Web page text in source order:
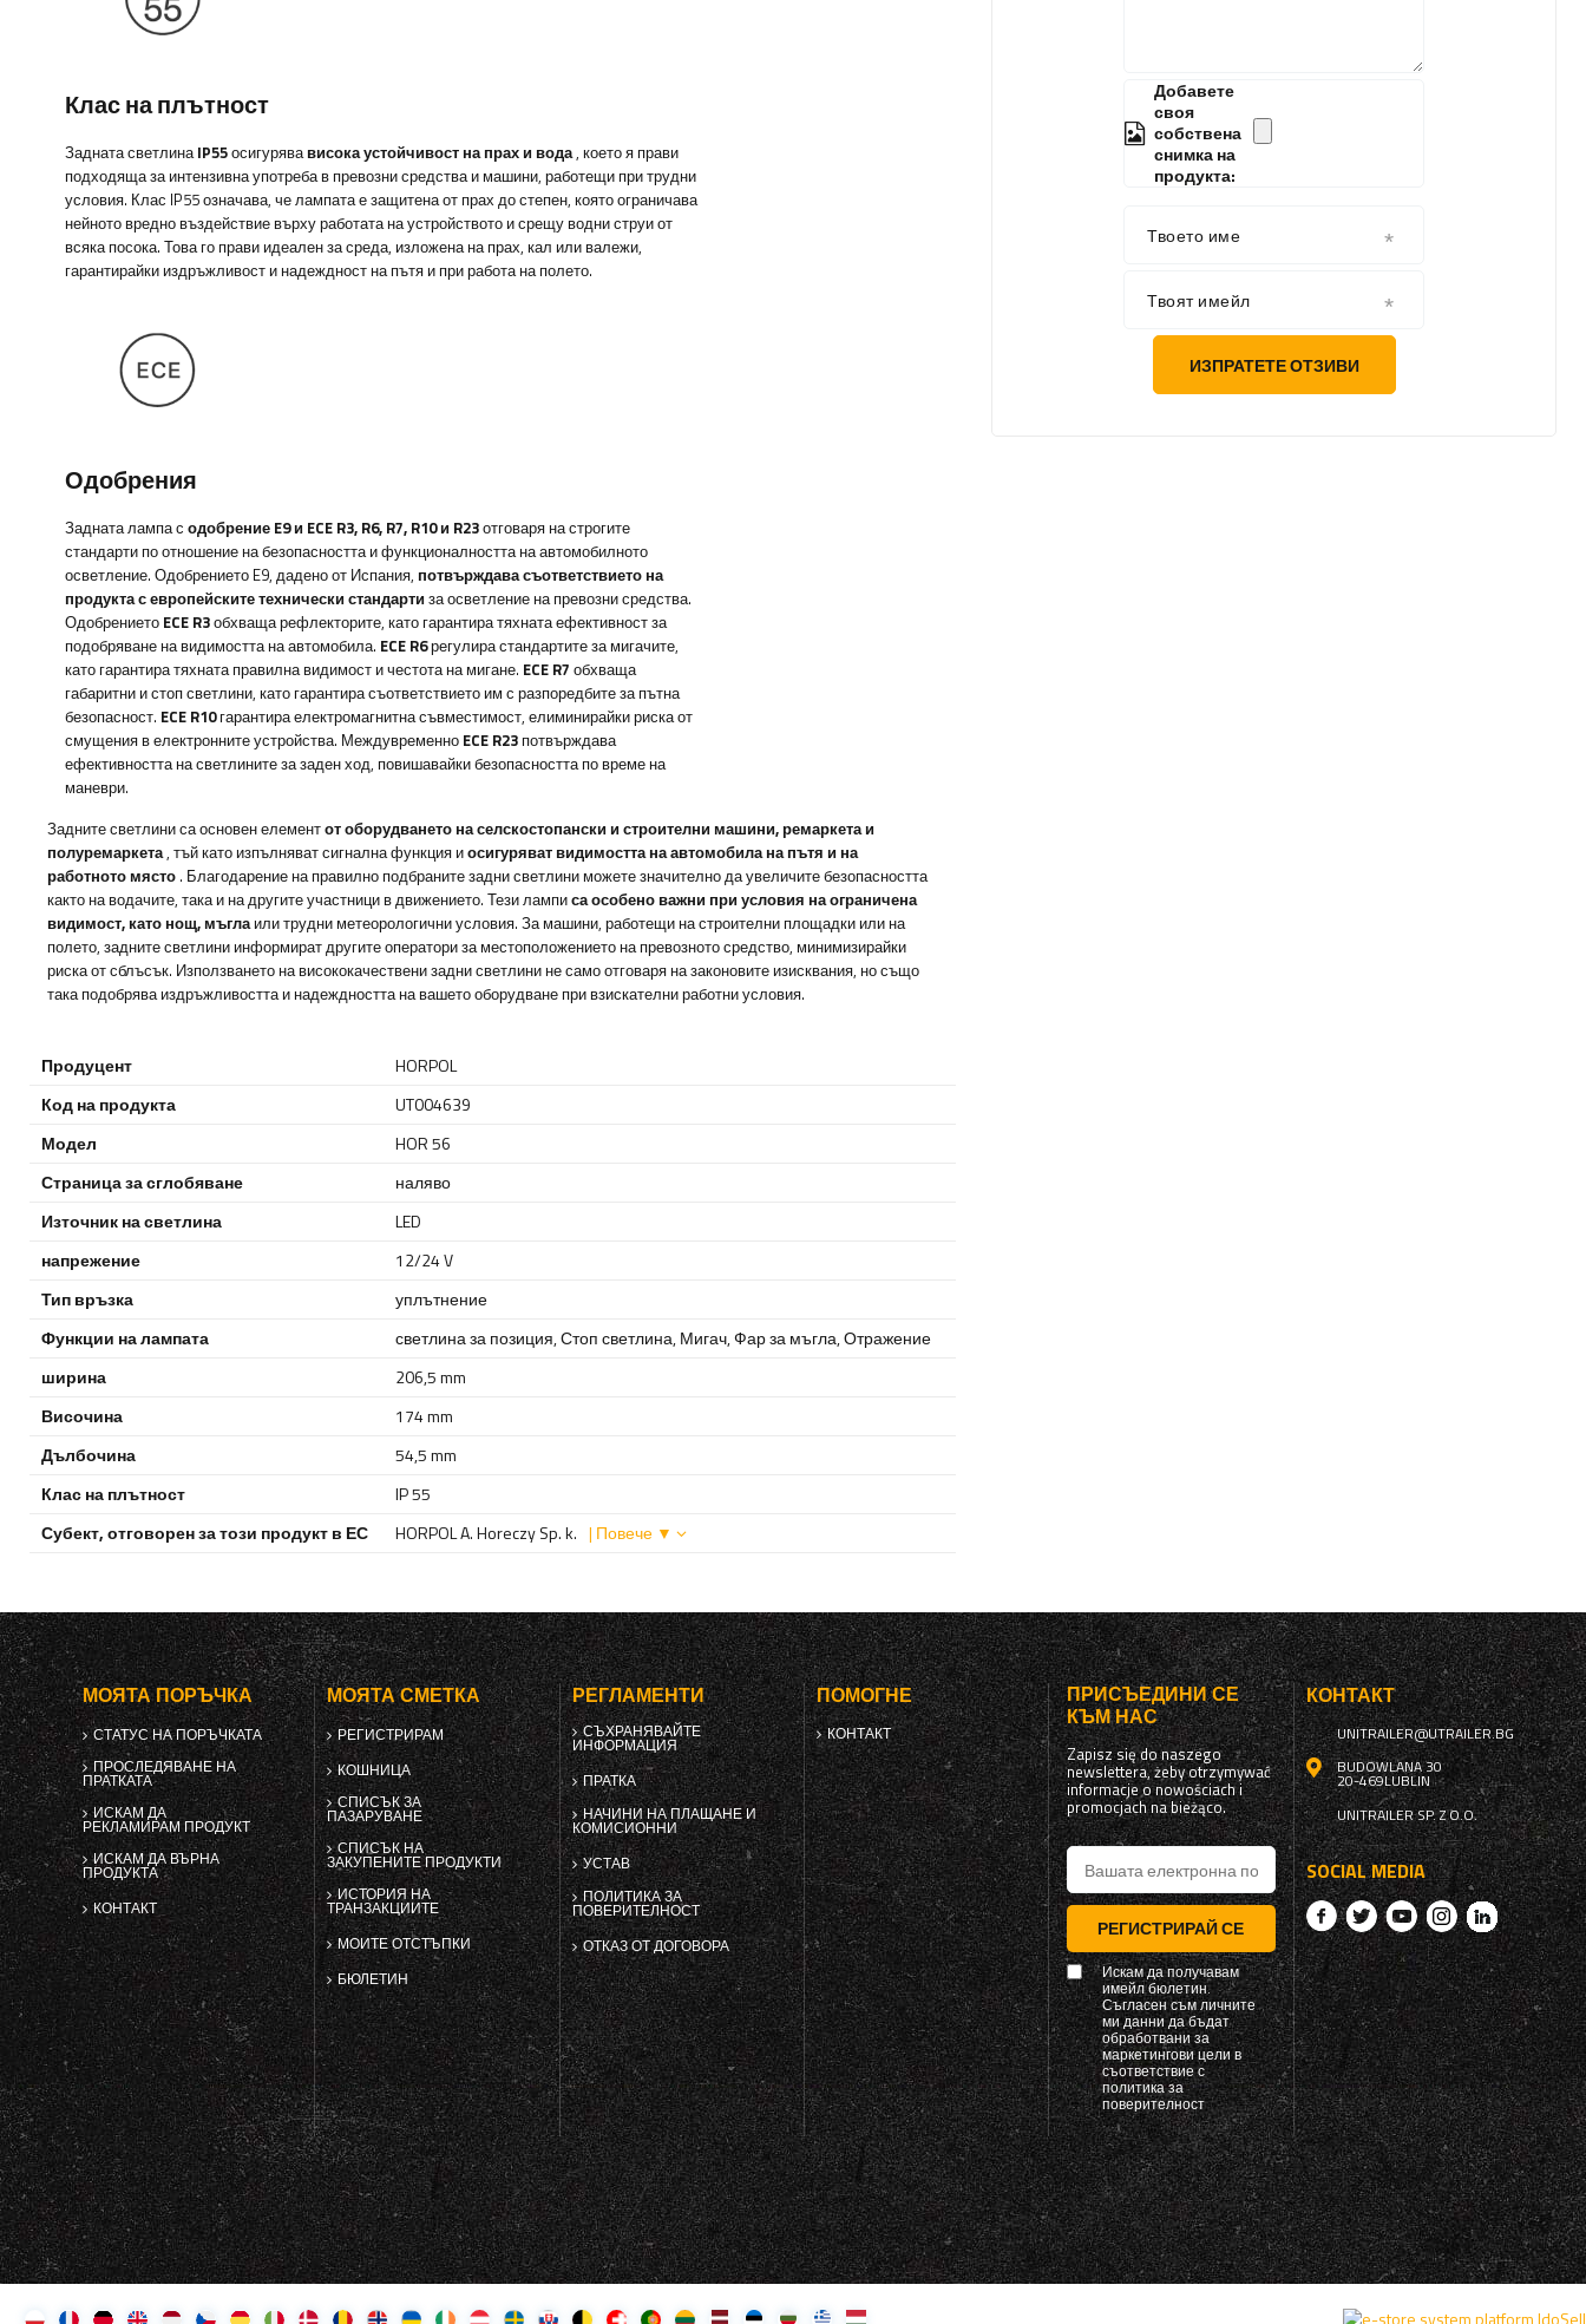
Добавете
своя
собствена
снимка на
продукта:
Твоето име
Твоят имейл
ИЗПРАТЕТЕ ОТЗИВИ
Клас на плътност
Задната светлинаIP55осигурявависока устойчивост на прах и вода, което я прави
подходяща за интензивна употреба в превозни средства и машини, работещи при трудни
условия. Клас IP55 означава, че лампата е защитена от прах до степен, която ограничава
нейното вредно въздействие върху работата на устройството и срещу водни струи от
всяка посока. Това го прави идеален за среда, изложена на прах, кал или валежи,
гарантирайки издръжливост и надеждност на пътя и при работа на полето.
Одобрения
Задната лампа с одобрение E9 и ECE R3, R6, R7, R10 и R23отговаря на строгите
стандарти по отношение на безопасността и функционалността на автомобилното
осветление. Одобрението E9, дадено от Испания, потвърждава съответствието на
продукта с европейските технически стандарти за осветление на превозни средства.
Одобрението ECE R3обхваща рефлекторите, като гарантира тяхната ефективност за
подобряване на видимостта на автомобила. ECE R6регулира стандартите за мигачите,
като гарантира тяхната правилна видимост и честота на мигане. ECE R7 обхваща
габаритни и стоп светлини, като гарантира съответствието им с разпоредбите за пътна
безопасност. ECE R10гарантира електромагнитна съвместимост, елиминирайки риска от
смущения в електронните устройства. Междувременно ECE R23 потвърждава
ефективността на светлините за заден ход, повишавайки безопасността по време на
маневри.
Задните светлини са основен елементот оборудването на селскостопански и строителни машини, ремаркета и
полуремаркета, тъй като изпълняват сигнална функция иосигуряват видимостта на автомобила на пътя и на
работното място . Благодарение на правилно подбраните задни светлини можете значително да увеличите безопасността
както на водачите, така и на другите участници в движението. Тези ламписа особено важни при условия на ограничена
видимост, като нощ, мъглаили трудни метеорологични условия. За машини, работещи на строителни площадки или на
полето, задните светлини информират другите оператори за местоположението на превозното средство, минимизирайки
риска от сблъсък. Използването на висококачествени задни светлини не само отговаря на законовите изисквания, но също
така подобрява издръжливостта и надеждността на вашето оборудване при взискателни работни условия.
Продуцент
HORPOL
Код на продукта
UT004639
Модел
HOR 56
Страница за сглобяване
наляво
Източник на светлина
LED
напрежение
12/24 V
Тип връзка
уплътнение
Функции на лампата
светлина за позиция,Стоп светлина,Мигач,Фар за мъгла,Отражение
ширина
206,5 mm
Височина
174 mm
Дълбочина
54,5 mm
Клас на плътност
IP 55
Субект, отговорен за този продукт в ЕС
HORPOL A. Horeczy Sp. k. | Повече ▼
МОЯТА ПОРЪЧКА
СТАТУС НА ПОРЪЧКАТА
ПРОСЛЕДЯВАНЕ НА
ПРАТКАТА
ИСКАМ ДА
РЕКЛАМИРАМ ПРОДУКТ
ИСКАМ ДА ВЪРНА
ПРОДУКТА
КОНТАКТ
МОЯТА СМЕТКА
РЕГИСТРИРАМ
КОШНИЦА
СПИСЪК ЗА
ПАЗАРУВАНЕ
СПИСЪК НА
ЗАКУПЕНИТЕ ПРОДУКТИ
ИСТОРИЯ НА
ТРАНЗАКЦИИТЕ
МОИТЕ ОТСТЪПКИ
БЮЛЕТИН
РЕГЛАМЕНТИ
СЪХРАНЯВАЙТЕ
ИНФОРМАЦИЯ
ПРАТКА
НАЧИНИ НА ПЛАЩАНЕ И
КОМИСИОННИ
УСТАВ
ПОЛИТИКА ЗА
ПОВЕРИТЕЛНОСТ
ОТКАЗ ОТ ДОГОВОРА
ПОМОГНЕ
КОНТАКТ
ПРИСЪЕДИНИ СЕ
КЪМ НАС
Zapisz się do naszego
newslettera, żeby otrzymywać
informacje o nowościach i
promocjach na bieżąco.
РЕГИСТРИРАЙ СЕ
Искам да получавам
имейл бюлетин.
Съгласен съм личните
ми данни да бъдат
обработвани за
маркетингови цели в
съответствие с
политика за
поверителност
КОНТАКТ
UNITRAILER@UTRAILER.BG
BUDOWLANA 30
20-469LUBLIN
UNITRAILER SP. Z O.O.
SOCIAL MEDIA